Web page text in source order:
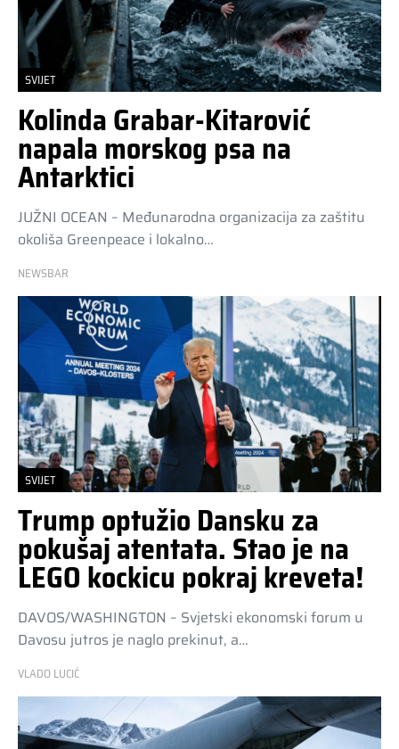
SVIJET
Kolinda Grabar-Kitarović
napala morskog psa na
Antarktici
JUŽNI OCEAN – Međunarodna organizacija za zaštitu
okoliša Greenpeace i lokalno…
NEWSBAR
SVIJET
Trump optužio Dansku za
pokušaj atentata. Stao je na
LEGO kockicu pokraj kreveta!
DAVOS/WASHINGTON – Svjetski ekonomski forum u
Davosu jutros je naglo prekinut, a…
VLADO LUCIĆ